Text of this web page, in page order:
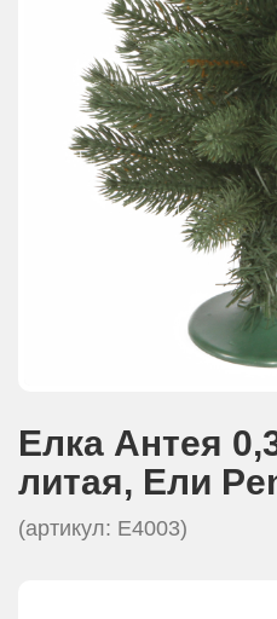
Елка Антея
литая, Eли
(артикул: E4003)
РЕКВИЗИТЫ
О КОМПАНИИ
ПАРТНЕРАМ